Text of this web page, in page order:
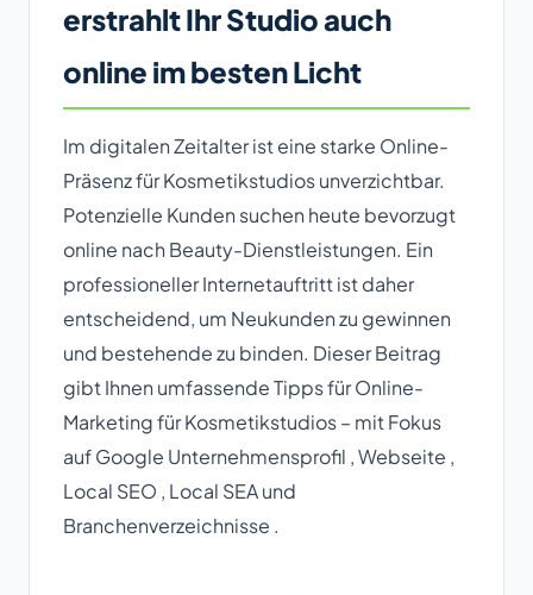
erstrahlt Ihr Studio auch
online im besten Licht
Im digitalen Zeitalter ist eine starke Online-
Präsenz für Kosmetikstudios unverzichtbar.
Potenzielle Kunden suchen heute bevorzugt
online nach Beauty-Dienstleistungen. Ein
professioneller Internetauftritt ist daher
entscheidend, um Neukunden zu gewinnen
und bestehende zu binden. Dieser Beitrag
gibt Ihnen umfassende Tipps für Online-
Marketing für Kosmetikstudios – mit Fokus
auf Google Unternehmensprofil , Webseite ,
Local SEO , Local SEA und
Branchenverzeichnisse .